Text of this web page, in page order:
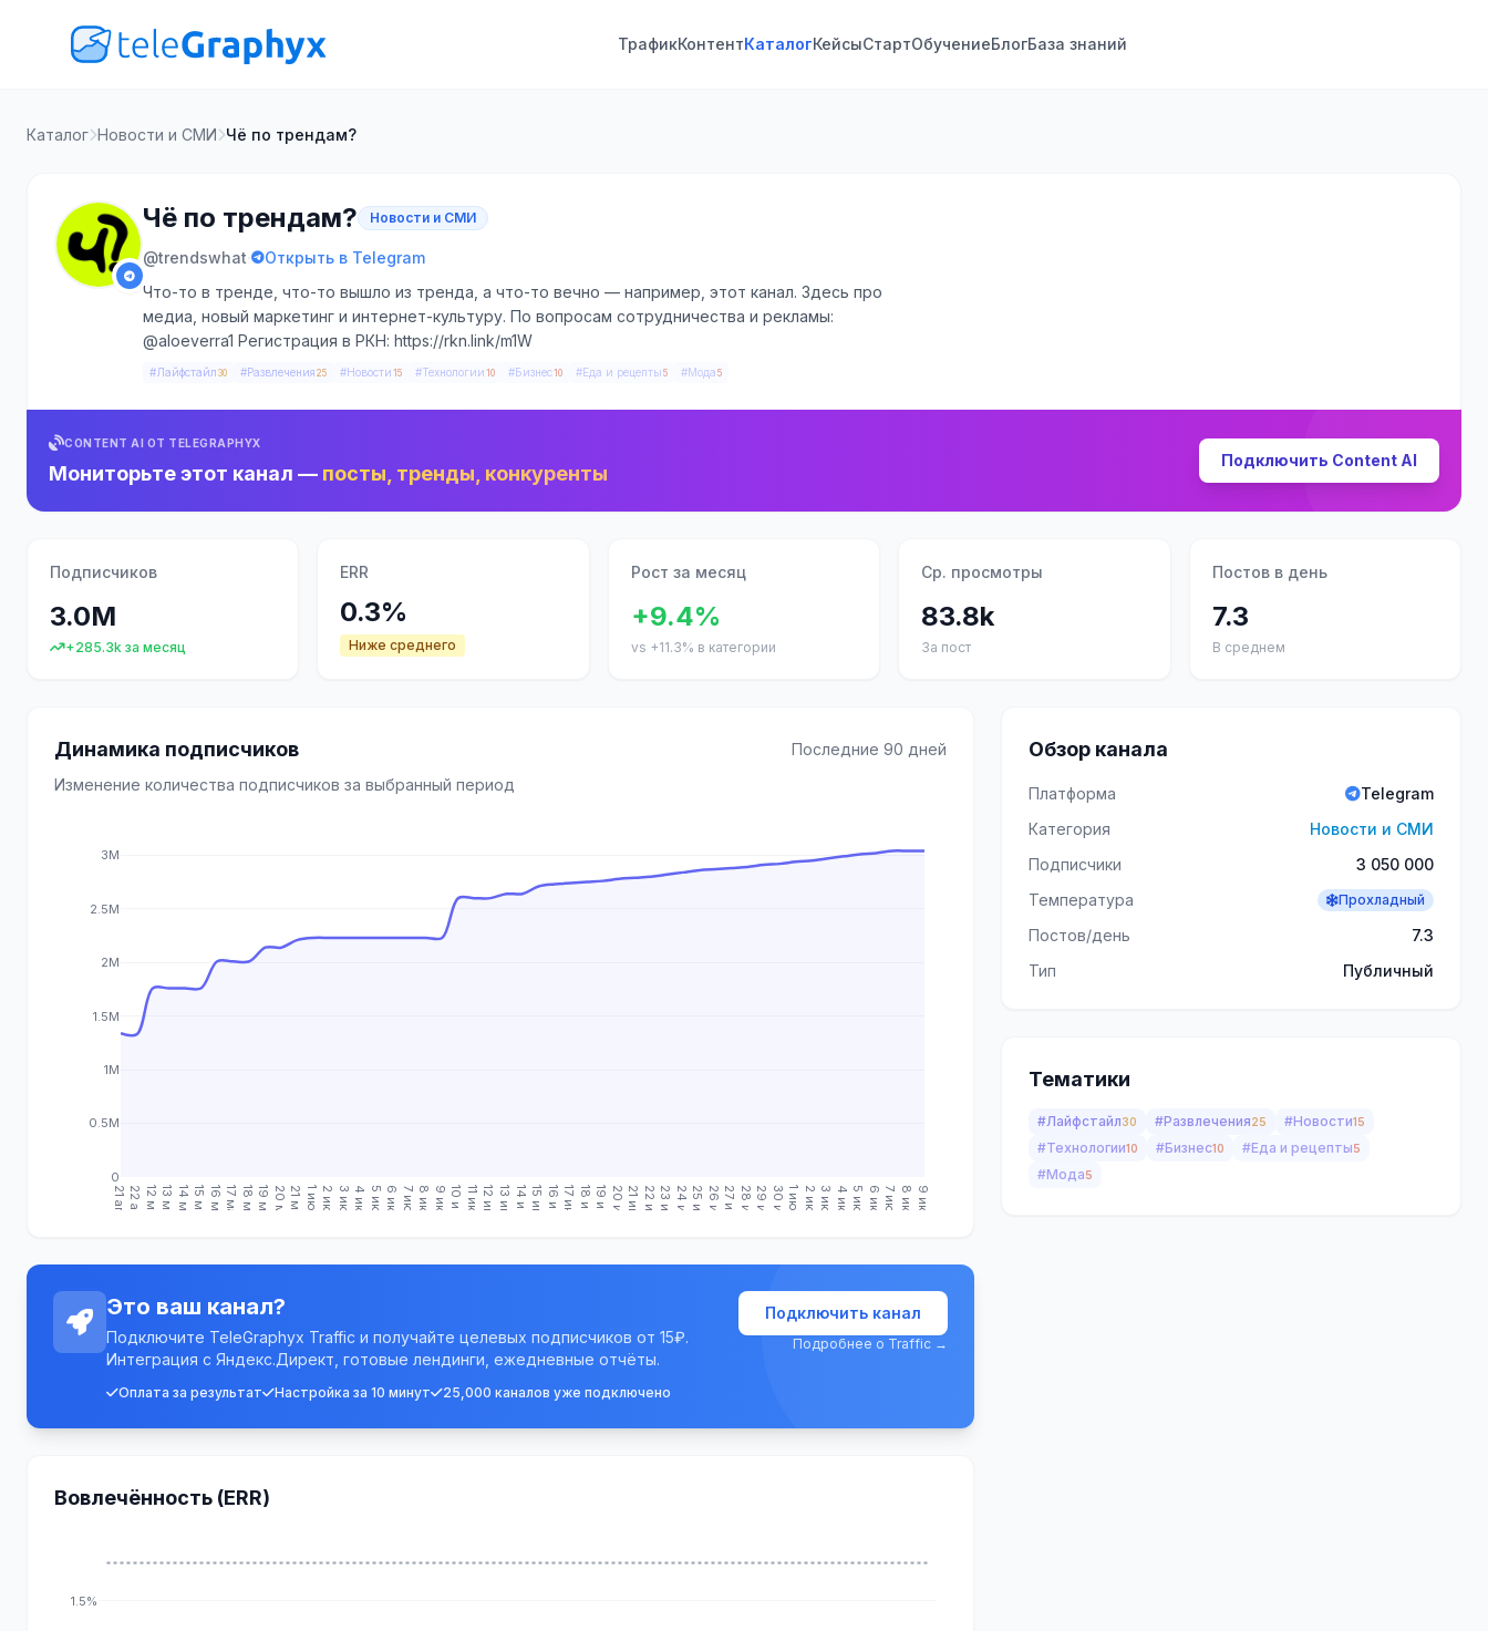
ТрафикКонтентКаталогКейсыСтартОбучениеБлогБаза знаний
Каталог Новости и СМИ Чё по трендам?
Чё по трендам? Новости и СМИ
@trendswhat·
Открыть в Telegram
Что-то в тренде, что-то вышло из тренда, а что-то вечно — например, этот канал. Здесь про
медиа, новый маркетинг и интернет-культуру. По вопросам сотрудничества и рекламы:
@aloeverra1 Регистрация в РКН: https://rkn.link/m1W
#Лайфстайл 30 #Развлечения 25 #Новости 15 #Технологии 10 #Бизнес10 #Еда и рецепты 5 #Мода 5
CONTENT AI ОТ TELEGRAPHYX
Мониторьте этот канал — посты, тренды, конкуренты
Подключить Content AI
Подписчиков
3.0M
+285.3k за месяц
ERR
0.3%
Ниже среднего
Рост за месяц
+9.4%
vs +11.3% в категории
Ср. просмотры
83.8k
За пост
Постов в день
7.3
В среднем
Динамика подписчиков
Последние 90 дней
Изменение количества подписчиков за выбранный период
21 апр.22 апр. 12 мая13 мая 14 мая15 мая 16 мая17 мая 18 мая19 мая20 мая21 мая 1 июн. 2 июн. 3 июн.4 июн.5 июн.6 июн.7 июн.8 июн.9 июн.10 июн.11 июн.12 июн.13 июн.14 июн.15 июн.16 июн.17 июн.18 июн.19 июн.20 июн.21 июн.22 июн.23 июн.24 июн.25 июн.26 июн.27 июн.28 июн.29 июн.30 июн.1 июл. 2 июл.3 июл.4 июл.5 июл.6 июл.7 июл. 8 июл.9 июл.
0
0.5M
1M
1.5M
2M
2.5M
3M
Это ваш канал?
Подключите TeleGraphyx Traffic и получайте целевых подписчиков от 15₽.
Интеграция с Яндекс.Директ, готовые лендинги, ежедневные отчёты.
Оплата за результат Настройка за 10 минут 25,000 каналов уже подключено
Подключить канал
Подробнее о Traffic →
Вовлечённость (ERR)
1.5%
Обзор канала
Платформа
Telegram
Категория
Новости и СМИ
Подписчики
3 050 000
Температура
Прохладный
Постов/день
7.3
Тип
Публичный
Тематики
#Лайфстайл30 #Развлечения25 #Новости15
#Технологии10 #Бизнес10 #Еда и рецепты5
#Мода5